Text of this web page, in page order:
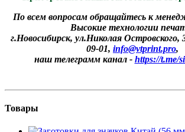
По всем вопросам обращайтесь к
Высокие технологии
г.Новосибирск, ул.Николая Островского,
09-01, info@vtprint.pro,
наш телеграмм канал - https://t.me/
Товары